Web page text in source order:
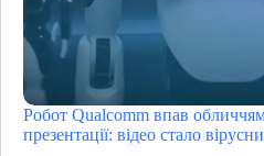
Робот Qualcomm впав
презентації: відео стало